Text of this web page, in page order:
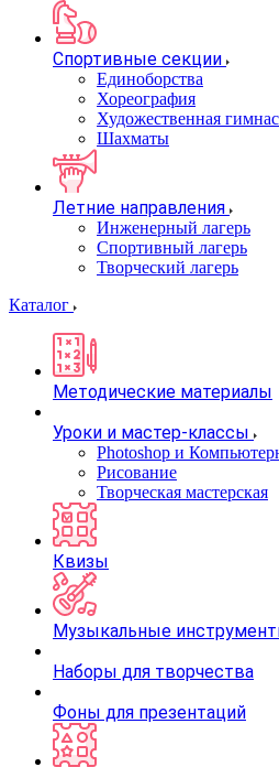
Спортивные секции
Единоборства
Хореография
Художественная
Шахматы
Летние направления
Инженерный лагерь
Спортивный лагерь
Творческий лагерь
Каталог
Методические материалы
Уроки и мастер-классы
Photoshop и
Рисование
Творческая мастерская
Квизы
Музыкальные
Наборы для творчества
Фоны для презентаций